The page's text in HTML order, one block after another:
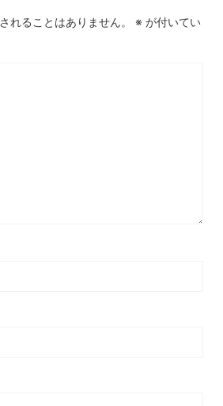
れることはありません。 ※ が付いてい